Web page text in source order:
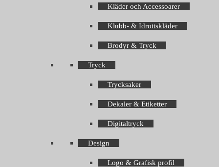
Kläder och Accessoarer
Klubb- & Idrottskläder
Brodyr & Tryck
Tryck
Trycksaker
Dekaler & Etiketter
Digitaltryck
Design
Logo & Grafisk profil